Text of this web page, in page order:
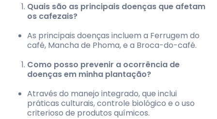
Quais são as principais doenças que afetam
os cafezais?
As principais doenças incluem a Ferrugem do
café, Mancha de Phoma, e a Broca-do-café.
Como posso prevenir a ocorrência de
doenças em minha plantação?
Através do manejo integrado, que inclui
práticas culturais, controle biológico e o uso
criterioso de produtos químicos.